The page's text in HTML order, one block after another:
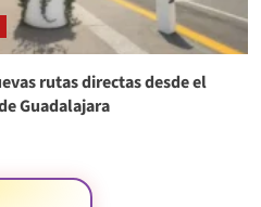
rutas directas desde el
Guadalajara